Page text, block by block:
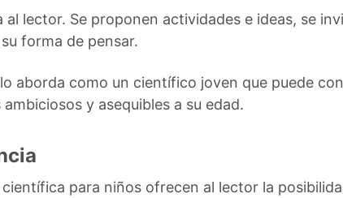
lector. Se proponen actividades e ideas, se
forma de pensar.
aborda como un científico joven que puede
y asequibles a su edad.
para niños ofrecen al lector la